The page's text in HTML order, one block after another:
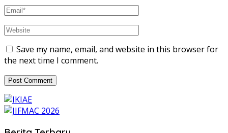
Save my name, email, and website in this browser for
the next time I comment.